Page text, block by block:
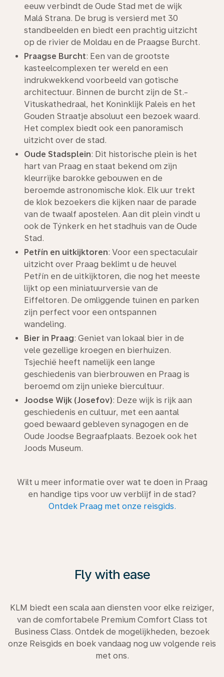
eeuw verbindt de Oude Stad met de wijk
Malá Strana. De brug is versierd met 30
standbeelden en biedt een prachtig uitzicht
op de rivier de Moldau en de Praagse Burcht.
Praagse Burcht: Een van de grootste
kasteelcomplexen ter wereld en een
indrukwekkend voorbeeld van gotische
architectuur. Binnen de burcht zijn de St.-
Vituskathedraal, het Koninklijk Paleis en het
Gouden Straatje absoluut een bezoek waard.
Het complex biedt ook een panoramisch
uitzicht over de stad.
Oude Stadsplein: Dit historische plein is het
hart van Praag en staat bekend om zijn
kleurrijke barokke gebouwen en de
beroemde astronomische klok. Elk uur trekt
de klok bezoekers die kijken naar de parade
van de twaalf apostelen. Aan dit plein vindt u
ook de Týnkerk en het stadhuis van de Oude
Stad.
Petřín en uitkijktoren: Voor een spectaculair
uitzicht over Praag beklimt u de heuvel
Petřín en de uitkijktoren, die nog het meeste
lijkt op een miniatuurversie van de
Eiffeltoren. De omliggende tuinen en parken
zijn perfect voor een ontspannen
wandeling.
Bier in Praag: Geniet van lokaal bier in de
vele gezellige kroegen en bierhuizen.
Tsjechië heeft namelijk een lange
geschiedenis van bierbrouwen en Praag is
beroemd om zijn unieke biercultuur.
Joodse Wijk (Josefov): Deze wijk is rijk aan
geschiedenis en cultuur, met een aantal
goed bewaard gebleven synagogen en de
Oude Joodse Begraafplaats. Bezoek ook het
Joods Museum.
Wilt u meer informatie over wat te doen in Praag
en handige tips voor uw verblijf in de stad?
Ontdek Praag met onze reisgids.
Fly with ease
KLM biedt een scala aan diensten voor elke reiziger,
van de comfortabele Premium Comfort Class tot
Business Class. Ontdek de mogelijkheden, bezoek
onze Reisgids en boek vandaag nog uw volgende reis
met ons.